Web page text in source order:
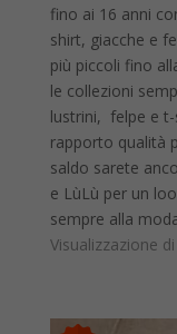
fino ai 16 anni
shirt, giacche e
più piccoli fino
le collezioni
lustrini, felpe e
rapporto qualità
saldo sarete
e LùLù per un
sempre alla
Visualizzazione